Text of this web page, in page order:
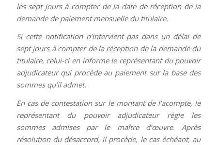
les sept jours à compter de la date de réception de la
demande de paiement mensuelle du titulaire.
Si cette notification n’intervient pas dans un délai de
sept jours à compter de la réception de la demande du
titulaire, celui-ci en informe le représentant du pouvoir
adjudicateur qui procède au paiement sur la base des
sommes qu’il admet.
En cas de contestation sur le montant de l’acompte, le
représentant du pouvoir adjudicateur règle les
sommes admises par le maître d’œuvre. Après
résolution du désaccord, il procède, le cas échéant, au